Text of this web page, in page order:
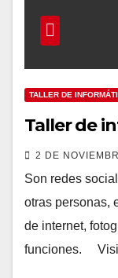
TALLER DE
Taller de
2 DE
Son redes
otras personas,
de internet,
funciones.